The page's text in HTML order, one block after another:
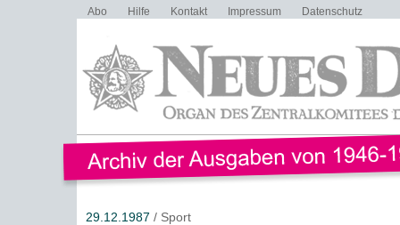
Abo Hilfe Kontakt Impressum Datenschutz
29.12.1987 / Sport